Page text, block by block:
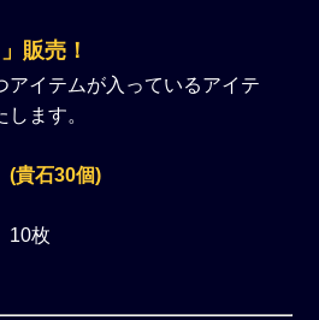
販売！
アイテムが入っているアイテ
ます。
(貴石30個)
10枚